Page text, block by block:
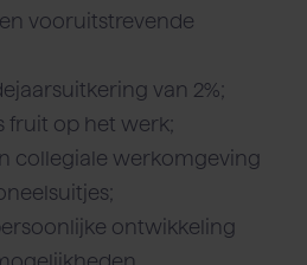
vooruitstrevende
van 2%;
fruit op het werk;
collegiale werkomgeving
ontwikkeling